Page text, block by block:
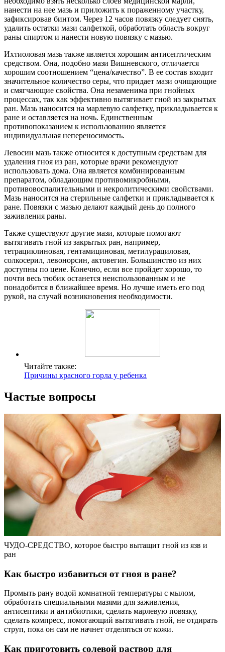
нанести на нее мазь и приложить к пораженному участку,
зафиксировав бинтом. Через 12 часов повязку следует снять,
удалить остатки мази салфеткой, обработать область вокруг
раны спиртом и нанести новую повязку с мазью.
Ихтиоловая мазь также является хорошим антисептическим
средством. Она, подобно мази Вишневского, отличается
хорошим соотношением “цена/качество”. В ее состав входит
значительное количество серы, что придает мази очищающие
и смягчающие свойства. Она незаменима при гнойных
процессах, так как эффективно вытягивает гной из закрытых
ран. Мазь наносится на марлевую салфетку, прикладывается к
ране и оставляется на ночь. Единственным
противопоказанием к использованию является
индивидуальная непереносимость.
Левосин мазь также относится к доступным средствам для
удаления гноя из ран, которые врачи рекомендуют
использовать дома. Она является комбинированным
препаратом, обладающим противомикробными,
противовоспалительными и некролитическими свойствами.
Мазь наносится на стерильные салфетки и прикладывается к
ране. Повязки с мазью делают каждый день до полного
заживления раны.
Также существуют другие мази, которые помогают
вытягивать гной из закрытых ран, например,
тетрациклиновая, гентамициновая, метилурациловая,
солкосерил, левонорсин, актовегин. Большинство из них
доступны по цене. Конечно, если все пройдет хорошо, то
почти весь тюбик останется неиспользованным и не
понадобится в ближайшее время. Но лучше иметь его под
рукой, на случай возникновения необходимости.
Читайте также:
Причины красного горла у ребенка
Частые вопросы
ЧУДО-СРЕДСТВО, которое быстро вытащит гной из язв и
ран
Как быстро избавиться от гноя в ране?
Промыть рану водой комнатной температуры с мылом,
обработать специальными мазями для заживления,
антисептики и антибиотики, сделать марлевую повязку,
сделать компресс, помогающий вытягивать гной, не отдирать
струп, пока он сам не начнет отделяться от кожи.
Как приготовить солевой раствор для